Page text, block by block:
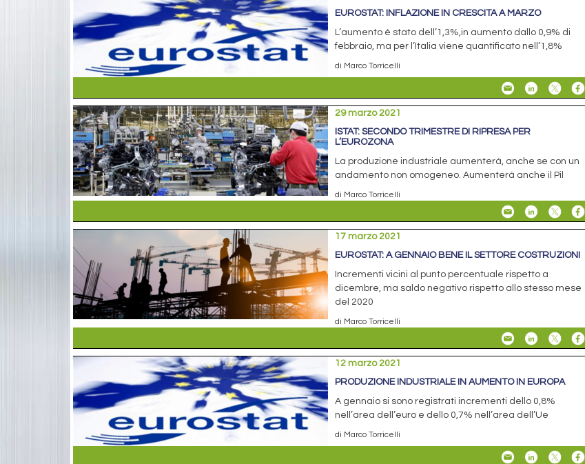
EUROSTAT: INFLAZIONE IN CRESCITA A MARZO
L’aumento è stato dell’1,3%,in aumento dallo 0,9% di
febbraio, ma per l’Italia viene quantificato nell’1,8%
di Marco Torricelli
29 marzo 2021
ISTAT: SECONDO TRIMESTRE DI RIPRESA PER
L’EUROZONA
La produzione industriale aumenterà, anche se con un
andamento non omogeneo. Aumenterà anche il Pil
di Marco Torricelli
17 marzo 2021
EUROSTAT: A GENNAIO BENE IL SETTORE COSTRUZIONI
Incrementi vicini al punto percentuale rispetto a
dicembre, ma saldo negativo rispetto allo stesso mese
del 2020
di Marco Torricelli
12 marzo 2021
PRODUZIONE INDUSTRIALE IN AUMENTO IN EUROPA
A gennaio si sono registrati incrementi dello 0,8%
nell’area dell’euro e dello 0,7% nell’area dell’Ue
di Marco Torricelli